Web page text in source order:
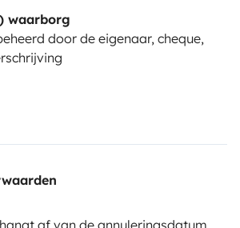
waarborg
door de eigenaar, cheque,
af van de annuleringsdatum